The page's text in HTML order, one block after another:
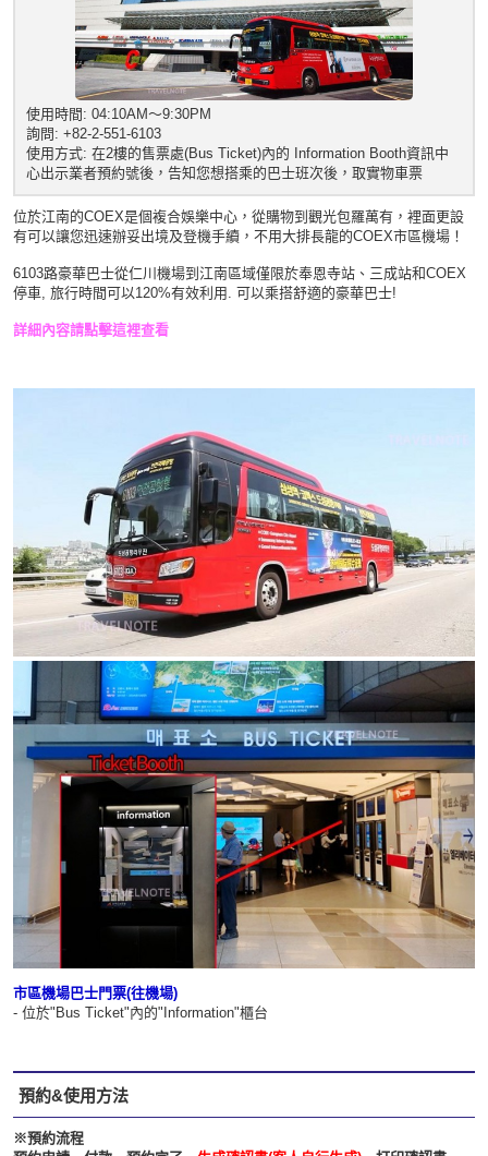
使用時間: 04:10AM～9:30PM
詢問: +82-2-551-6103
使用方式: 在2樓的售票處(Bus Ticket)內的 Information Booth資訊中
心出示業者預約號後，告知您想搭乘的巴士班次後，取實物車票
位於江南的COEX是個複合娛樂中心，從購物到觀光包羅萬有，裡面更設
有可以讓您迅速辦妥出境及登機手續，不用大排長龍的COEX市區機場！
6103路豪華巴士從仁川機場到江南區域僅限於奉恩寺站、三成站和COEX
停車, 旅行時間可以120%有效利用. 可以乘搭舒適的豪華巴士!
詳細內容請點擊這裡查看
市區機場巴士門票(往機場)
- 位於"Bus Ticket"內的"Information"櫃台
預約&使用方法
※預約流程